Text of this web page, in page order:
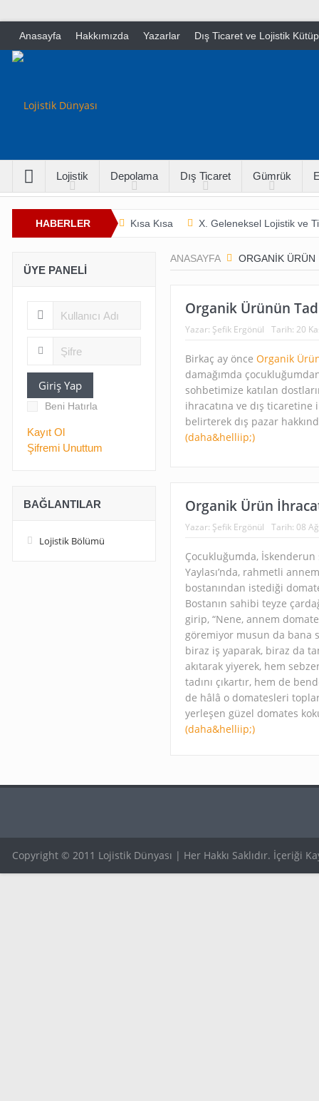
Anasayfa Hakkımızda Yazarlar Dış Ticaret ve Lojistik
Lojistik Depolama Dış Ticaret Gümrük
HABERLER Kısa Kısa X. Geleneksel Lojistik ve
Tarladan
ANASAYFA ORGANIK ÜRÜN
Organik Ürünün
Yazar: Şefik Ergönül Tarih: 20
Birkaç ay önce Organik
damağımda
sohbetimize katılan
ihracatına ve dış ticaretine
belirterek dış pazar
(daha&helliip;)
Organik Ürün
Yazar: Şefik Ergönül Tarih: 08
Çocukluğumda, İskenderun
Yaylası’nda, rahmetli
bostanından istediği
Bostanın sahibi teyze
girip, “Nene, annem
göremiyor musun da bana
biraz iş yaparak, biraz da
akıtarak yiyerek, hem
tadını çıkartır, hem de
de hâlâ o domatesleri
yerleşen güzel domates
(daha&helliip;)
ÜYE PANELI
Giriş Yap
Beni Hatırla
Kayıt Ol
Şifremi Unuttum
BAĞLANTILAR
Lojistik Bölümü
Copyright © 2011 Lojistik Dünyası | Her Hakkı Saklıdır. İçeriği